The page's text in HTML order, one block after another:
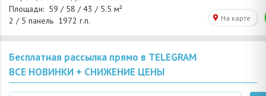
Бесплатная рассылка прямо в TELEGRAM
ВСЕ НОВИНКИ + СНИЖЕНИЕ ЦЕНЫ